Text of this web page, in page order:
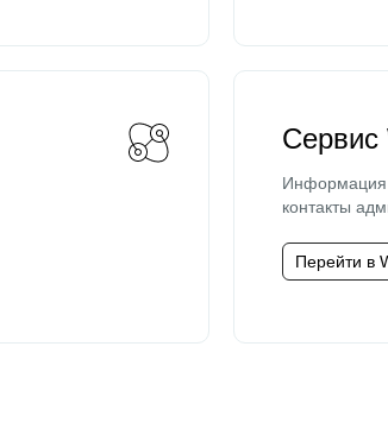
Сервис
Информация
контакты
Перейти в